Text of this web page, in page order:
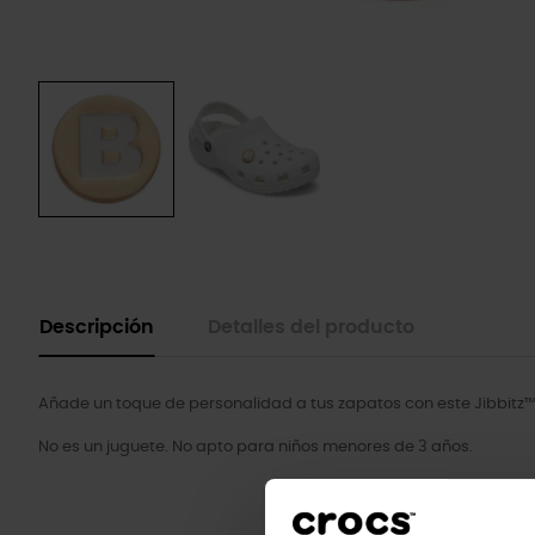
Descripción
Añade un toque de personalidad a tus zapatos con este
No es un juguete. No apto para niños menores de 3 años.